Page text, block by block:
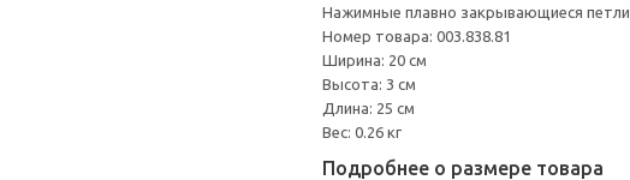
Нажимные плавно закрывающиеся петли
Номер товара: 003.838.81
Ширина: 20 см
Высота: 3 см
Длина: 25 см
Вес: 0.26 кг
Подробнее о размере товара